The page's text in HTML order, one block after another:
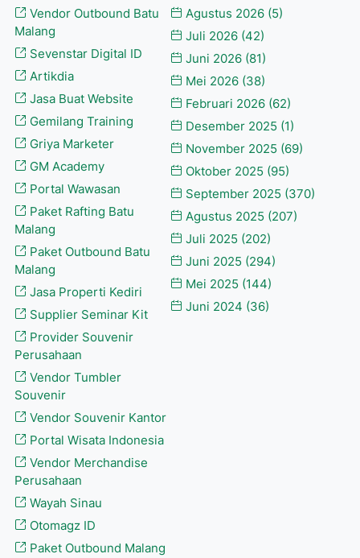
Vendor Outbound Batu
Malang
Sevenstar Digital ID
Artikdia
Jasa Buat Website
Gemilang Training
Griya Marketer
GM Academy
Portal Wawasan
Paket Rafting Batu
Malang
Paket Outbound Batu
Malang
Jasa Properti Kediri
Supplier Seminar Kit
Provider Souvenir
Perusahaan
Vendor Tumbler
Souvenir
Vendor Souvenir Kantor
Portal Wisata Indonesia
Vendor Merchandise
Perusahaan
Wayah Sinau
Otomagz ID
Paket Outbound Malang
Agustus 2026 (5)
Juli 2026 (42)
Juni 2026 (81)
Mei 2026 (38)
Februari 2026 (62)
Desember 2025 (1)
November 2025 (69)
Oktober 2025 (95)
September 2025 (370)
Agustus 2025 (207)
Juli 2025 (202)
Juni 2025 (294)
Mei 2025 (144)
Juni 2024 (36)